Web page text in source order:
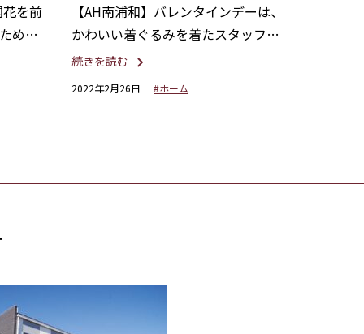
を前
めに
【AH南浦和】バレンタインデーは、
かわいい着ぐるみを着たスタッフが
スイーツをお配りいたしました！
続きを読む
2022年2月26日 #ホーム